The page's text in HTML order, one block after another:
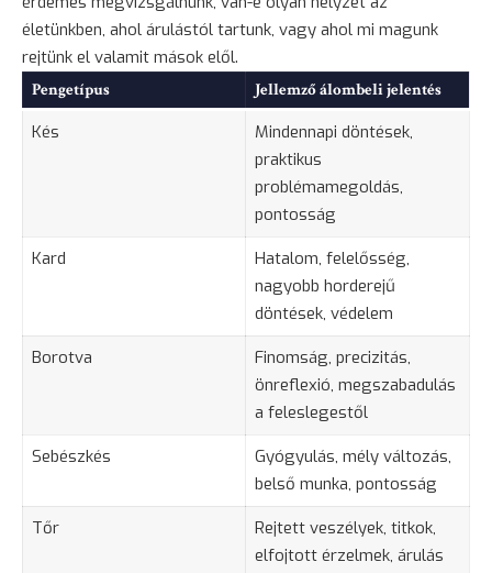
életünkben, ahol árulástól tartunk, vagy ahol mi magunk
rejtünk el valamit mások elől.
Pengetípus Jellemző álombeli jelentés
Kés
Mindennapi döntések,
praktikus
problémamegoldás,
pontosság
Kard
Hatalom, felelősség,
nagyobb horderejű
döntések, védelem
Borotva
Finomság, precizitás,
önreflexió, megszabadulás
a feleslegestől
Sebészkés
Gyógyulás, mély változás,
belső munka, pontosság
Tőr
Rejtett veszélyek, titkok,
elfojtott érzelmek, árulás